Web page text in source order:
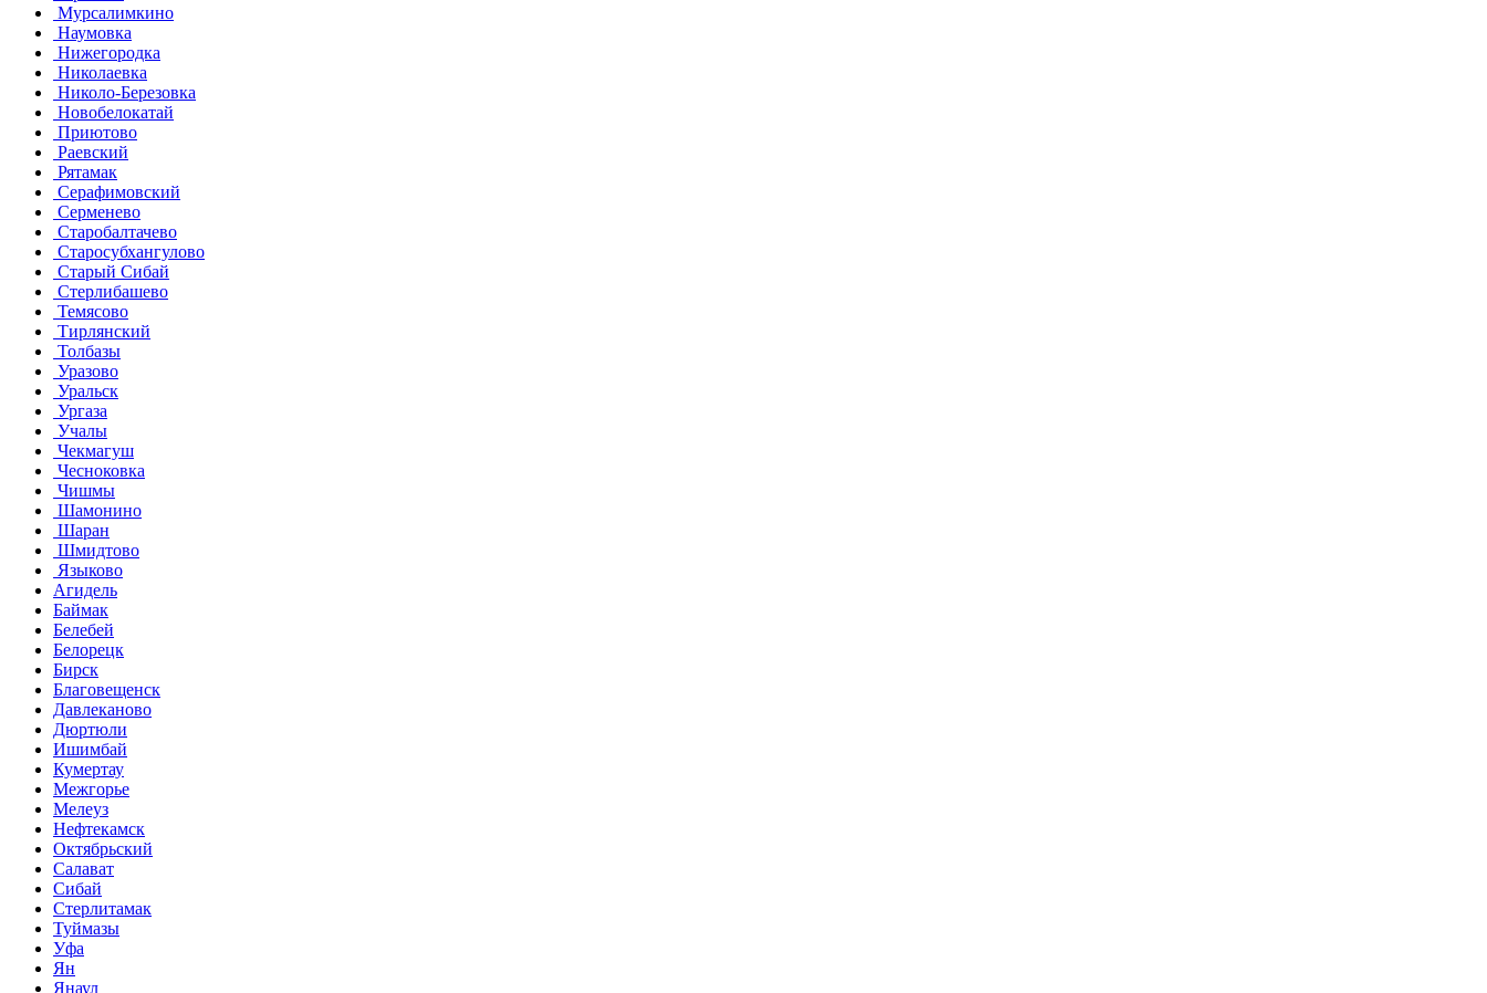
Мурсалимкино
Наумовка
Нижегородка
Николаевка
Николо-Березовка
Новобелокатай
Приютово
Раевский
Рятамак
Серафимовский
Серменево
Старобалтачево
Старосубхангулово
Старый Сибай
Стерлибашево
Темясово
Тирлянский
Толбазы
Уразово
Уральск
Ургаза
Учалы
Чекмагуш
Чесноковка
Чишмы
Шамонино
Шаран
Шмидтово
Языково
Агидель
Баймак
Белебей
Белорецк
Бирск
Благовещенск
Давлеканово
Дюртюли
Ишимбай
Кумертау
Межгорье
Мелеуз
Нефтекамск
Октябрьский
Салават
Сибай
Стерлитамак
Туймазы
Уфа
Ян
Янаул